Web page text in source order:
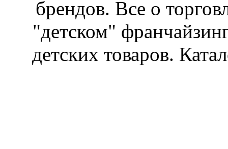
брендов. Все о
"детском"
детских товаров.